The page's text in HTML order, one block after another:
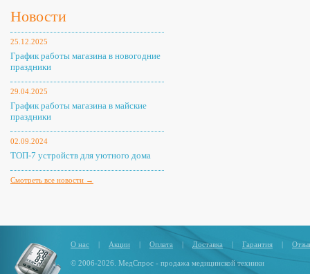
Новости
25.12.2025
График работы магазина в новогодние
праздники
29.04.2025
График работы магазина в майские
праздники
02.09.2024
ТОП-7 устройств для уютного дома
Смотреть все новости →
О нас | Акции | Оплата | Доставка | Гарантия |
© 2006-2026. МедСпрос - продажа медицинской техники